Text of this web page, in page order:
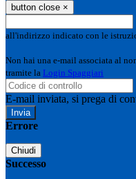
button close ×
all'indirizzo indicato con le
Non hai una e-mail associata al
tramite la Login Spaggiari
E-mail inviata, si prega di
Errore
Chiudi
Successo